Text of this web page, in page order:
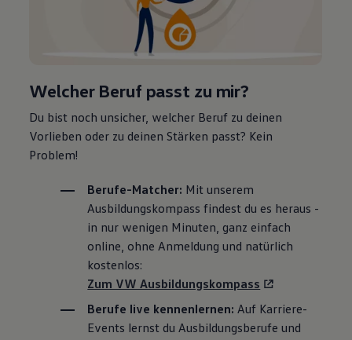
Welcher Beruf passt zu mir?
Du bist noch unsicher, welcher Beruf zu deinen
Vorlieben oder zu deinen Stärken passt? Kein
Problem!
Berufe-Matcher: Mit unserem
Ausbildungskompass findest du es heraus -
in nur wenigen Minuten, ganz einfach
online, ohne Anmeldung und natürlich
kostenlos:
Zum VW Ausbildungskompass
Berufe live kennenlernen: Auf Karriere-
Events lernst du Ausbildungsberufe und